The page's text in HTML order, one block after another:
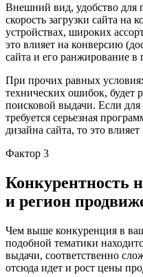
Внешний вид, удобство для
скорость загрузки сайта
устройствах, широких
это влияет на конверсию
сайта и его ранжирование в
При прочих равных
технических ошибок, будет
поисковой выдачи. Если
требуется серьезная
дизайна сайта, то это
Фактор 3
Конкурентность
и регион
Чем выше конкуренция в
подобной тематики
выдачи, соответственно
отсюда идет и рост цены